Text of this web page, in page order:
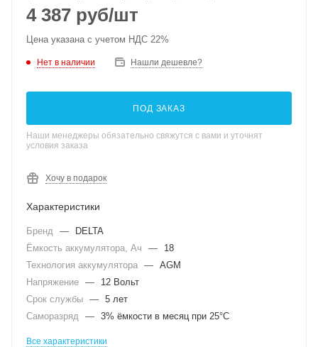
4 387 руб/шт
Цена указана с учетом НДС 22%
Нет в наличии Нашли дешевле?
ПОД ЗАКАЗ
Наши менеджеры обязательно свяжутся с вами и уточнят
условия заказа
Хочу в подарок
Характеристики
Бренд —
DELTA
Ёмкость аккумулятора, Ач
—
18
Технология аккумулятора — AGM
Напряжение —
12 Вольт
Срок службы — 5 лет
Саморазряд — 3% ёмкости в месяц при 25°С
Все характеристики